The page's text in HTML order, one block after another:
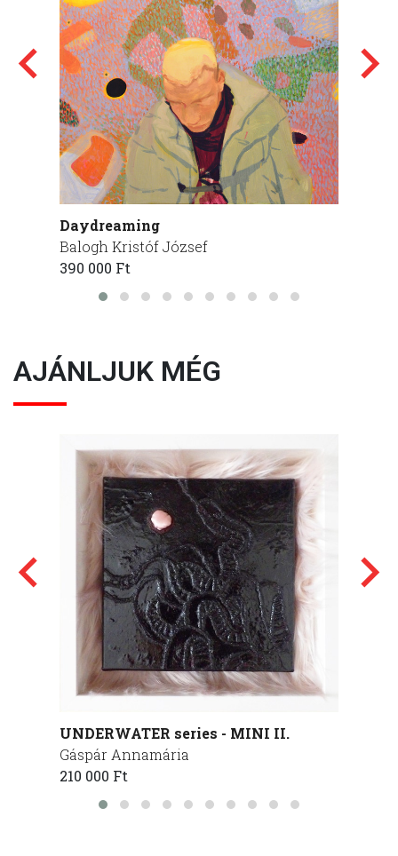
Daydreaming
Balogh Kristóf József
390 000 Ft
AJÁNLJUK MÉG
UNDERWATER series - MINI II.
Gáspár Annamária
210 000 Ft